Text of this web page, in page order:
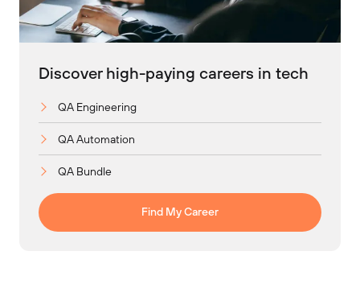
Discover high-paying careers in tech
QA Engineering
QA Automation
QA Bundle
Find My Career